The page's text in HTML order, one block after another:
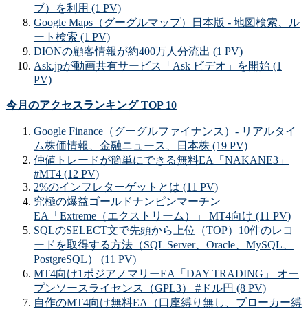
ブ）を利用 (1 PV)
Google Maps（グーグルマップ）日本版 - 地図検索、ル
ート検索 (1 PV)
DIONの顧客情報が約400万人分流出 (1 PV)
Ask.jpが動画共有サービス「Ask ビデオ」を開始 (1
PV)
今月のアクセスランキング TOP 10
Google Finance（グーグルファイナンス）- リアルタイ
ム株価情報、金融ニュース、日本株 (19 PV)
仲値トレードが簡単にできる無料EA「NAKANE3」
#MT4 (12 PV)
2%のインフレターゲットとは (11 PV)
究極の爆益ゴールドナンピンマーチン
EA「Extreme（エクストリーム）」 MT4向け (11 PV)
SQLのSELECT文で先頭から上位（TOP）10件のレコ
ードを取得する方法（SQL Server、Oracle、MySQL、
PostgreSQL） (11 PV)
MT4向け1ポジアノマリーEA「DAY TRADING」 オー
プンソースライセンス（GPL3） #ドル円 (8 PV)
自作のMT4向け無料EA（口座縛り無し、ブローカー縛